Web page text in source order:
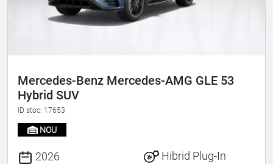
Mercedes-Benz Mercedes-AMG GLE 53
Hybrid SUV
ID stoc: 17653
NOU
2026
Hibrid Plug-In